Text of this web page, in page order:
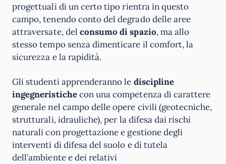
progettuali di un certo tipo rientra in questo
campo, tenendo conto del degrado delle aree
attraversate, del consumo di spazio, ma allo
stesso tempo senza dimenticare il comfort, la
sicurezza e la rapidità.
Gli studenti apprenderanno le discipline
ingegneristichecon una competenza di carattere
generale nel campo delle opere civili (geotecniche,
strutturali, idrauliche), per la difesa dai rischi
naturali con progettazione e gestione degli
interventi di difesa del suolo e di tutela
dell’ambiente e dei relativi